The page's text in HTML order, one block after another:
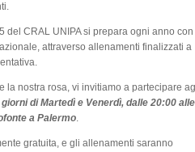
del CRAL UNIPA si prepara ogni anno con
attraverso allenamenti finalizzati a
la nostra rosa, vi invitiamo a partecipare
giorni di Martedì e Venerdì, dalle 20:00 alle
a Palermo.
gratuita, e gli allenamenti saranno